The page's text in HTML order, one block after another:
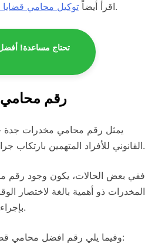
اقرأ أيضاً توكيل محامي .
تحتاج مساعدة!
رقم
يمثل رقم محامي مخدرات جدة
القانوني للأفراد المتهمين بارتكاب جرائم متعلقة بالمخدرات.
ففي بعض الحالات، يكون وجود رقم
المخدرات ذو أهمية بالغة لاختصار
بإجراءات الدفاع عن المتهم.
وفيما يلي رقم افضل محامي قضايا مخدرات في جدة: